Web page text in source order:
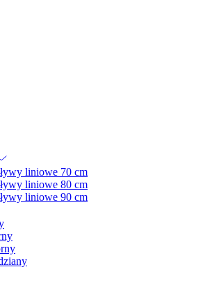
liniowe 70 cm
liniowe 80 cm
liniowe 90 cm